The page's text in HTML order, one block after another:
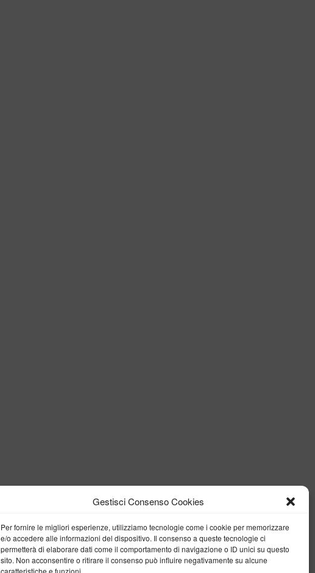
Gestisci Consenso Cookies
Per fornire le migliori esperienze, utilizziamo tecnologie come i cookie per memorizzare
e/o accedere alle informazioni del dispositivo. Il consenso a queste tecnologie ci
permetterà di elaborare dati come il comportamento di navigazione o ID unici su questo
sito. Non acconsentire o ritirare il consenso può influire negativamente su alcune
caratteristiche e funzioni.